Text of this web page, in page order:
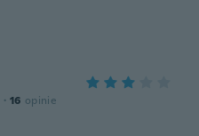
· 16 opinie